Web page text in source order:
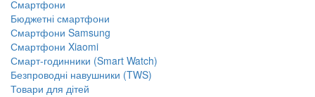
Смартфони
Бюджетні смартфони
Смартфони Samsung
Смартфони Xiaomi
Смарт-годинники (Smart Watch)
Безпроводні навушники (TWS)
Товари для дітей